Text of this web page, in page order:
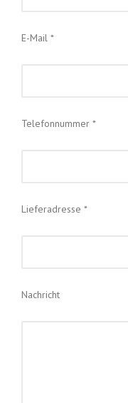
E-Mail *
Telefonnummer *
Lieferadresse *
Nachricht